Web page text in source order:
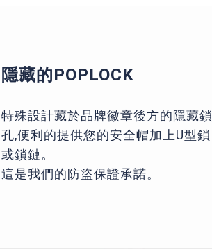
隱藏的POPLOCK
特殊設計藏於品牌徽章後方的隱藏鎖
孔,便利的提供您的安全帽加上U型鎖
或鎖鏈。
這是我們的防盜保證承諾。